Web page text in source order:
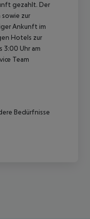
gezahlt. Der
zur
Ankunft im
Hotels zur
3:00 Uhr am
Team
Bedürfnisse